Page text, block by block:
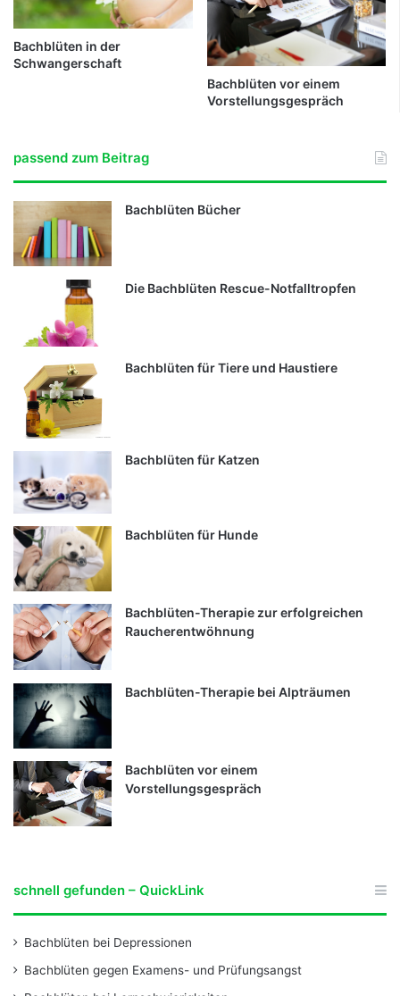
Bachblüten in der
Schwangerschaft
Bachblüten vor einem
Vorstellungsgespräch
passend zum Beitrag
Bachblüten Bücher
Die Bachblüten Rescue-Notfalltropfen
Bachblüten für Tiere und Haustiere
Bachblüten für Katzen
Bachblüten für Hunde
Bachblüten-Therapie zur erfolgreichen
Raucherentwöhnung
Bachblüten-Therapie bei Alpträumen
Bachblüten vor einem
Vorstellungsgespräch
schnell gefunden – QuickLink
Bachblüten bei Depressionen
Bachblüten gegen Examens- und Prüfungsangst